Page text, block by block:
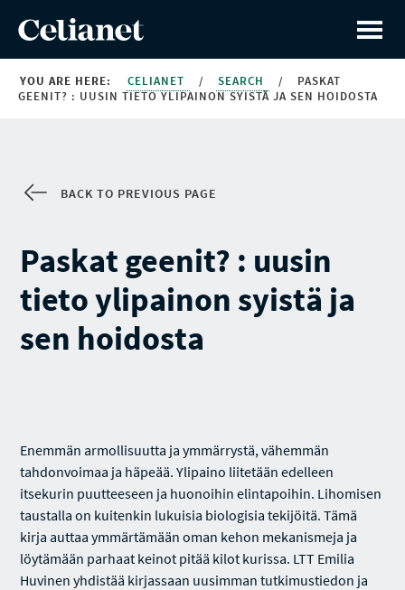
YOU ARE HERE: CELIANET / SEARCH /
PASKAT
GEENIT? : UUSIN TIETO YLIPAINON SYISTÄ JA SEN HOIDOSTA
BACK TO PREVIOUS PAGE
Paskat geenit? : uusin
tieto ylipainon syistä ja
sen hoidosta
Enemmän armollisuutta ja ymmärrystä, vähemmän
tahdonvoimaa ja häpeää. Ylipaino liitetään edelleen
itsekurin puutteeseen ja huonoihin elintapoihin. Lihomisen
taustalla on kuitenkin lukuisia biologisia tekijöitä. Tämä
kirja auttaa ymmärtämään oman kehon mekanismeja ja
löytämään parhaat keinot pitää kilot kurissa. LTT Emilia
Huvinen yhdistää kirjassaan uusimman tutkimustiedon ja